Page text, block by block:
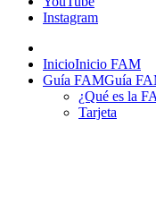
Instagram
InicioInicio FAM
Guía FAMGuía
¿Qué es la
Tarjeta